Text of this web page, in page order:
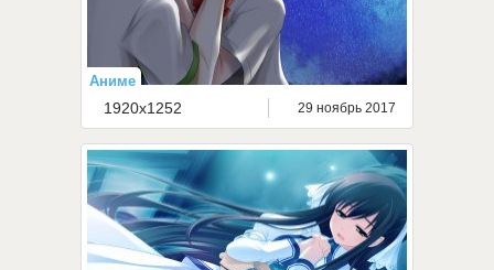
Аниме
1920x1252 29 ноябрь 2017